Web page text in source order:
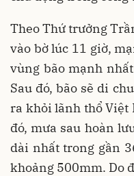
Theo Thứ trưởng
vào bờ lúc 11 giờ,
vùng bão mạnh
Sau đó, bão sẽ di
ra khỏi lãnh thổ Việt
đó, mưa sau hoàn
dài nhất trong gần
khoảng 500mm. Do